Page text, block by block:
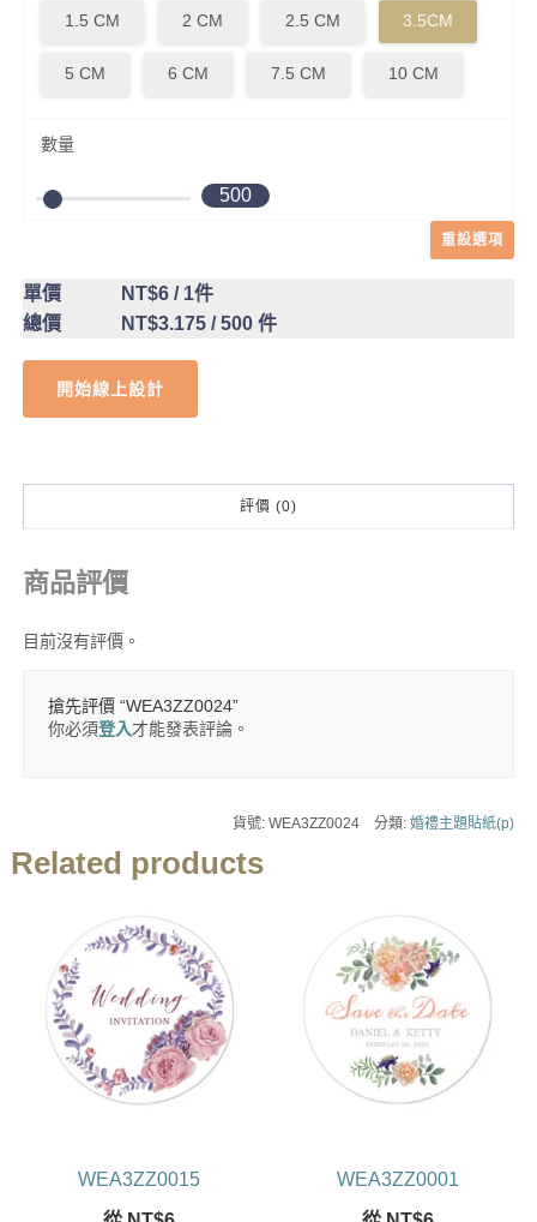
1.5 CM 2 CM 2.5 CM 3.5CM
5 CM 6 CM 7.5 CM 10 CM
數量
500
重設選項
單價 NT$6/ 1件
總價
NT$3.175/ 500 件
開始線上設計
評價 (0)
商品評價
目前沒有評價。
搶先評價 “WEA3ZZ0024”
你必須登入才能發表評論。
貨號:WEA3ZZ0024 分類:婚禮主題貼紙(p)
Related products
WEA3ZZ0015
WEA3ZZ0001